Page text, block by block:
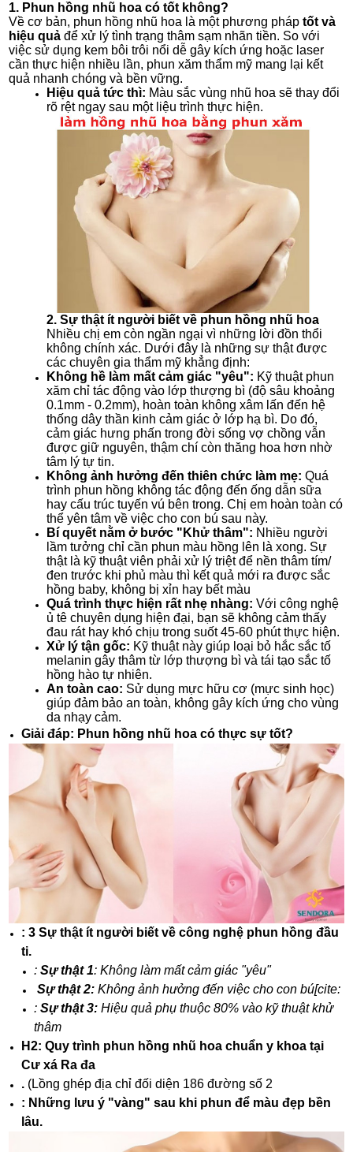
1. Phun hồng nhũ hoa có tốt không?
Về cơ bản, phun hồng nhũ hoa là một phương pháptốt và
hiệu quả để xử lý tình trạng thâm sạm nhãn tiền. So với
việc sử dụng kem bôi trôi nổi dễ gây kích ứng hoặc laser
cần thực hiện nhiều lần, phun xăm thẩm mỹ mang lại kết
quả nhanh chóng và bền vững.
Hiệu quả tức thì: Màu sắc vùng nhũ hoa sẽ thay đổi
rõ rệt ngay sau một liệu trình thực hiện.
2. Sự thật ít người biết về phun hồng nhũ hoa
Nhiều chị em còn ngần ngại vì những lời đồn thổi
không chính xác. Dưới đây là những sự thật được
các chuyên gia thẩm mỹ khẳng định:
Không hề làm mất cảm giác "yêu": Kỹ thuật phun
xăm chỉ tác động vào lớp thượng bì (độ sâu khoảng
0.1mm - 0.2mm), hoàn toàn không xâm lấn đến hệ
thống dây thần kinh cảm giác ở lớp hạ bì. Do đó,
cảm giác hưng phấn trong đời sống vợ chồng vẫn
được giữ nguyên, thậm chí còn thăng hoa hơn nhờ
tâm lý tự tin.
Không ảnh hưởng đến thiên chức làm mẹ: Quá
trình phun hồng không tác động đến ống dẫn sữa
hay cấu trúc tuyến vú bên trong. Chị em hoàn toàn có
thể yên tâm về việc cho con bú sau này.
Bí quyết nằm ở bước "Khử thâm": Nhiều người
lầm tưởng chỉ cần phun màu hồng lên là xong. Sự
thật là kỹ thuật viên phải xử lý triệt để nền thâm tím/
đen trước khi phủ màu thì kết quả mới ra được sắc
hồng baby, không bị xỉn hay bết màu
Quá trình thực hiện rất nhẹ nhàng: Với công nghệ
ủ tê chuyên dụng hiện đại, bạn sẽ không cảm thấy
đau rát hay khó chịu trong suốt 45-60 phút thực hiện.
Xử lý tận gốc: Kỹ thuật này giúp loại bỏ hắc sắc tố
melanin gây thâm từ lớp thượng bì và tái tạo sắc tố
hồng hào tự nhiên.
An toàn cao: Sử dụng mực hữu cơ (mực sinh học)
giúp đảm bảo an toàn, không gây kích ứng cho vùng
da nhạy cảm.
Giải đáp: Phun hồng nhũ hoa có thực sự tốt?
: 3 Sự thật ít người biết về công nghệ phun hồng đầu
ti.
:Sự thật 1: Không làm mất cảm giác "yêu"
Sự thật 2: Không ảnh hưởng đến việc cho con bú[cite:
:Sự thật 3: Hiệu quả phụ thuộc 80% vào kỹ thuật khử
thâm
H2: Quy trình phun hồng nhũ hoa chuẩn y khoa tại
Cư xá Ra đa
. (Lồng ghép địa chỉ đối diện 186 đường số 2
: Những lưu ý "vàng" sau khi phun để màu đẹp bền
lâu.